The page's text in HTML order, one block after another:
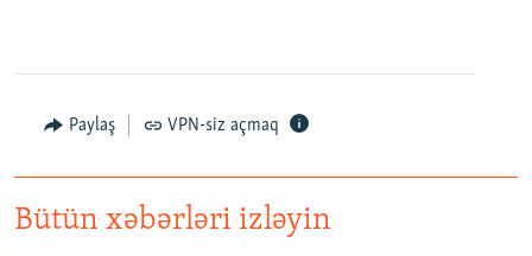
Paylaş VPN-siz açmaq
Bütün xəbərləri izləyin